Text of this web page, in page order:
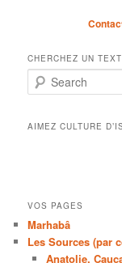
CHERCHEZ UN
Search
AIMEZ CULTURE
VOS PAGES
Marhabâ
Les Sources (par
Anatolie,